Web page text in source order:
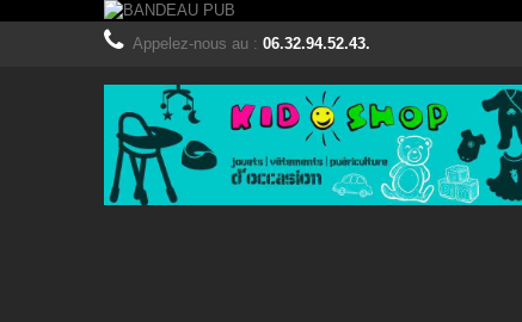
Appelez-nous au : 06.32.94.52.43.